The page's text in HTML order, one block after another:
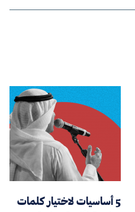
5 أساسيات لاختيار كلمات